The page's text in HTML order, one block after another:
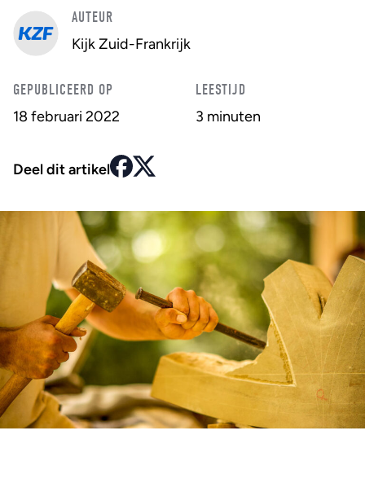
AUTEUR
Kijk Zuid-Frankrijk
GEPUBLICEERD OP
18 februari 2022
LEESTIJD
3 minuten
Deel dit artikel